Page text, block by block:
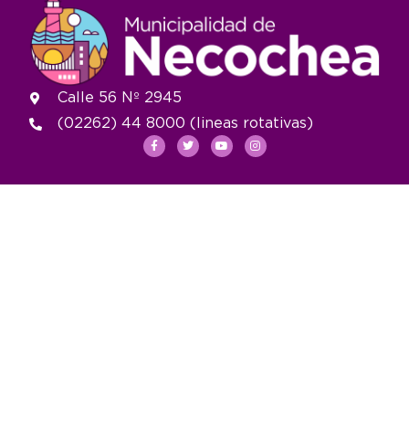
Calle 56 Nº 2945
(02262) 44 8000 (lineas rotativas)